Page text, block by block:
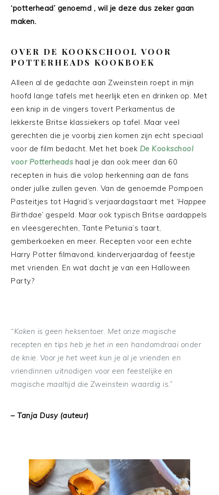
‘potterhead’ genoemd , wil je deze dus zeker gaan
maken.
OVER DE KOOKSCHOOL VOOR
POTTERHEADS KOOKBOEK
Alleen al de gedachte aan Zweinstein roept in mijn
hoofd lange tafels met heerlijk eten en drinken op. Met
een knip in de vingers tovert Perkamentus de
lekkerste Britse klassiekers op tafel. Maar veel
gerechten die je voorbij zien komen zijn echt speciaal
voor de film bedacht. Met het boek De Kookschool
voor Potterheads haal je dan ook meer dan 60
recepten in huis die volop herkenning aan de fans
onder jullie zullen geven. Van de genoemde Pompoen
Pasteitjes tot Hagrid’s verjaardagstaart met ‘Happee
Birthdae’ gespeld. Maar ook typisch Britse aardappels
en vleesgerechten, Tante Petunia’s taart,
gemberkoeken en meer. Recepten voor een echte
Harry Potter filmavond, kinderverjaardag of feestje
met vrienden. En wat dacht je van een Halloween
Party?
“Koken is geen heksentoer. Met onze magische
recepten en tips heb je het in een handomdraai onder
de knie. Voor je het weet kun je al je vrienden en
vriendinnen uitnodigen voor een feestelijke en
magische maaltijd die Zweinstein waardig is.”
– Tanja Dusy (auteur)